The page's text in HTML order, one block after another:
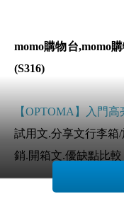
momo購物台,momo
(S316)
【OPTOMA】入門高
試用文.分享文行李箱
銷.開箱文.優缺點比較